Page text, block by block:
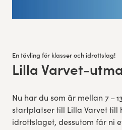
En tävling för klasser och idrottslag!
:Lilla Varvet-
Nu har du som är mel­lan 7 –
start­platser till Lil­la Varvet till
idrottslaget, dessu­tom får ni